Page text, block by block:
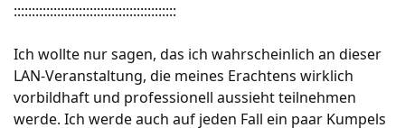
:::::::::::::::::::::::::::::::::::::::::::::
Ich wollte nur sagen, das ich wahrscheinlich an dieser
LAN-Veranstaltung, die meines Erachtens wirklich
vorbildhaft und professionell aussieht teilnehmen
werde. Ich werde auch auf jeden Fall ein paar Kumpels